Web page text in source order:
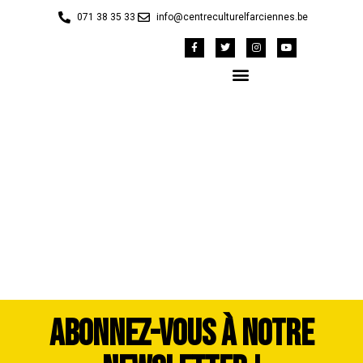
071 38 35 33 info@centreculturelfarciennes.be
ABONNEZ-VOUS À NOTRE